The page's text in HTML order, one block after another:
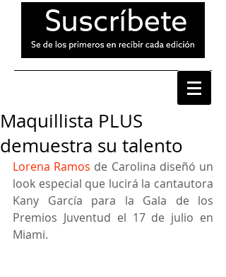
Maquillista PLUS
demuestra su talento
Lorena Ramos de Carolina diseñó un
look especial que lucirá la cantautora
Kany García para la Gala de los
Premios Juventud el 17 de julio en
Miami.